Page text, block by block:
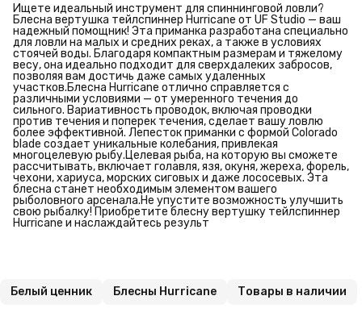
Ищете идеальный инструмент для спиннинговой ловли?
Блесна вертушка тейлспиннер Hurricane от UF Studio — ваш
надежный помощник! Эта приманка разработана специально
для ловли на малых и средних реках, а также в условиях
стоячей воды. Благодаря компактным размерам и тяжелому
весу, она идеально подходит для сверхдалеких забросов,
позволяя вам достичь даже самых удаленных
участков.Блесна Hurricane отлично справляется с
различными условиями — от умеренного течения до
сильного. Вариативность проводок, включая проводки
против течения и поперек течения, сделает вашу ловлю
более эффективной. Лепесток приманки с формой Colorado
blade создает уникальные колебания, привлекая
многоцелевую рыбу.Целевая рыба, на которую вы сможете
рассчитывать, включает голавля, язя, окуня, жереха, форель,
чехони, хариуса, морских сиговых и даже лососевых. Эта
блесна станет необходимым элементом вашего
рыболовного арсенала.Не упустите возможность улучшить
свою рыбалку! Приобретите блесну вертушку тейлспиннер
Hurricane и наслаждайтесь результ
Белый ценник Блесны Hurricane Товары в наличии